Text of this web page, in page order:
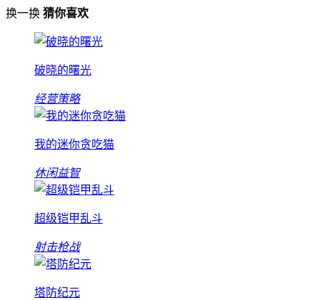
换一换 猜你喜欢
破晓的曙光
经营策略
我的迷你贪吃猫
休闲益智
超级铠甲乱斗
射击枪战
塔防纪元